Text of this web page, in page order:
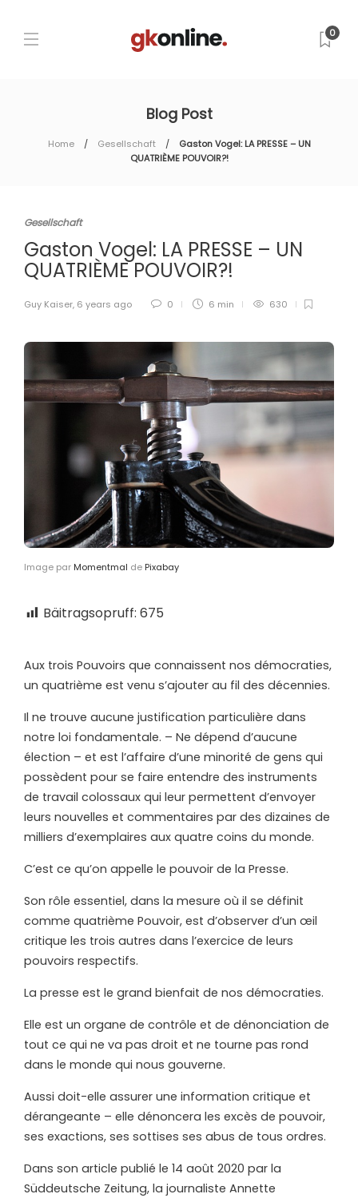
0
Blog Post
Home Gesellschaft
Gaston Vogel: LA PRESSE – UN
QUATRIÈME POUVOIR?!
Gesellschaft
Gaston Vogel: LA PRESSE – UN
QUATRIÈME POUVOIR?!
Guy Kaiser, 6 years ago 0 6 min 630
Image par Momentmal de Pixabay
Bäitragsopruff: 675
Aux trois Pouvoirs que connaissent nos démocraties,
un quatrième est venu s’ajouter au fil des décennies.
Il ne trouve aucune justification particulière dans
notre loi fondamentale. – Ne dépend d’aucune
élection – et est l’affaire d’une minorité de gens qui
possèdent pour se faire entendre des instruments
de travail colossaux qui leur permettent d’envoyer
leurs nouvelles et commentaires par des dizaines de
milliers d’exemplaires aux quatre coins du monde.
C’est ce qu’on appelle le pouvoir de la Presse.
Son rôle essentiel, dans la mesure où il se définit
comme quatrième Pouvoir, est d’observer d’un œil
critique les trois autres dans l’exercice de leurs
pouvoirs respectifs.
La presse est le grand bienfait de nos démocraties.
Elle est un organe de contrôle et de dénonciation de
tout ce qui ne va pas droit et ne tourne pas rond
dans le monde qui nous gouverne.
Aussi doit-elle assurer une information critique et
dérangeante – elle dénoncera les excès de pouvoir,
ses exactions, ses sottises ses abus de tous ordres.
Dans son article publié le 14 août 2020 par la
Süddeutsche Zeitung, la journaliste Annette